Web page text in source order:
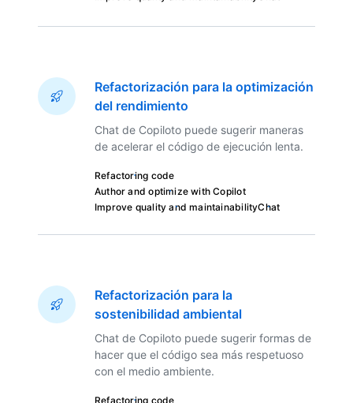
Refactorización para la optimización
del rendimiento
Chat de Copiloto puede sugerir maneras
de acelerar el código de ejecución lenta.
Refactoring code
Author and optimize with Copilot
Improve quality and maintainabilityChat
Refactorización para la
sostenibilidad ambiental
Chat de Copiloto puede sugerir formas de
hacer que el código sea más respetuoso
con el medio ambiente.
Refactoring code